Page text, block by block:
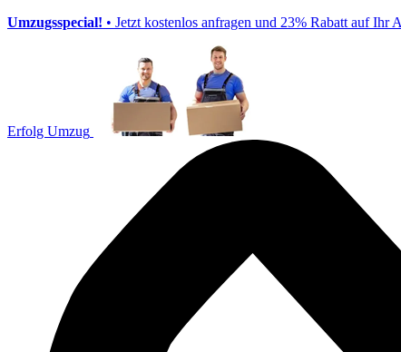
Umzugsspecial! • Jetzt kostenlos anfragen und 23% Rabatt auf
Erfolg Umzug